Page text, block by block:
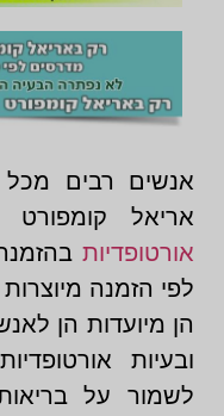
אנשים רבים
אריאל
אורטופדיות
לפי הזמנה
הן מיועדות הן
ובעיות
לשמור על